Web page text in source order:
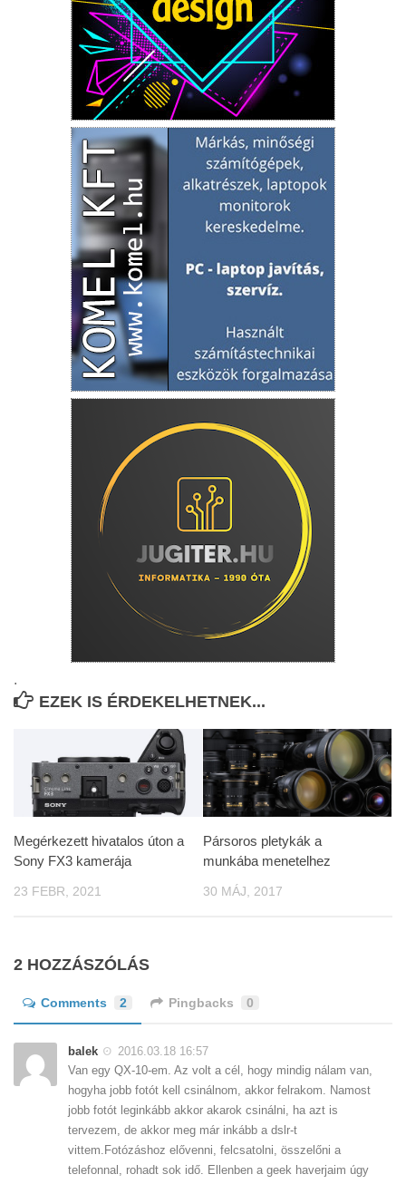
.
EZEK IS ÉRDEKELHETNEK...
Megérkezett hivatalos úton a
Sony FX3 kamerája
23 FEBR, 2021
Pársoros pletykák a
munkába menetelhez
30 MÁJ, 2017
2 HOZZÁSZÓLÁS
Comments 2 Pingbacks 0
balek
2016.03.18 16:57
Van egy QX-10-em. Az volt a cél, hogy mindig nálam van,
hogyha jobb fotót kell csinálnom, akkor felrakom. Namost
jobb fotót leginkább akkor akarok csinálni, ha azt is
tervezem, de akkor meg már inkább a dslr-t
vittem.Fotózáshoz elővenni, felcsatolni, összelőni a
telefonnal, rohadt sok idő. Ellenben a geek haverjaim úgy